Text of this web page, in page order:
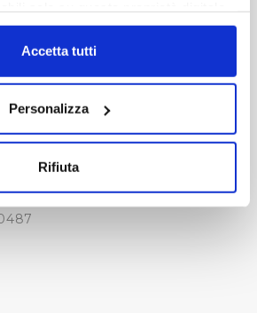
le vostre scelte. È possibile
il proprio consenso in qualsiasi
sui cookie o facendo clic
vorremmo anche:
sulla tua posizione
tuo dispositivo, scansionandolo
ricerca di caratteristiche specifiche
Accetta tutti
Personalizza
Rifiuta
FAQ
PRIVACY POLICY
NOTE LEGALI
COOKIE
WHISTLEBLOWING
CREDITS